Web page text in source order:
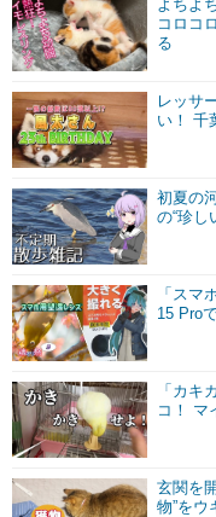
よちよ
コロコ
る
レッサ
い！ 千
初夏の
の“珍し
「スマ
15 Pro
「カキ
コ！ マ
玄関を
物”をウ